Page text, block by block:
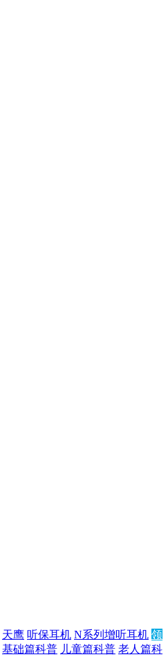
天鹰 听保耳机 N系列增听耳机 领
基础篇科普 儿童篇科普 老人篇科